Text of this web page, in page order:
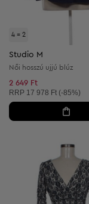
4 = 2
Studio M
Női hosszú ujjú blúz
2 649 Ft
Ajánlott ár:
RRP 17 978 Ft (-85%)